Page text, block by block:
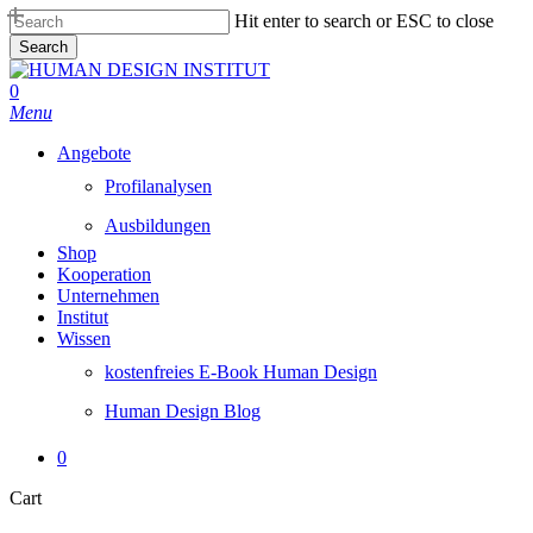
Skip
to
main
content
Hit enter to search or ESC to close
Search
Close
Search
0
Menu
Angebote
Profilanalysen
Ausbildungen
Shop
Kooperation
Unternehmen
Institut
Wissen
kostenfreies E-Book Human Design
Human Design Blog
0
CartClose